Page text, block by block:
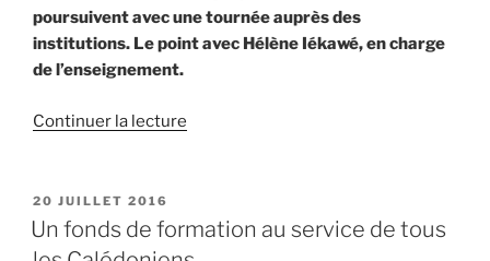
poursuivent avec une tournée auprès des
institutions. Le point avec Hélène Iékawé, en charge
de l’enseignement.
Continuer la lecture
«
PUBLIÉ
LE
20 JUILLET 2016
Un fonds de formation au service de tous